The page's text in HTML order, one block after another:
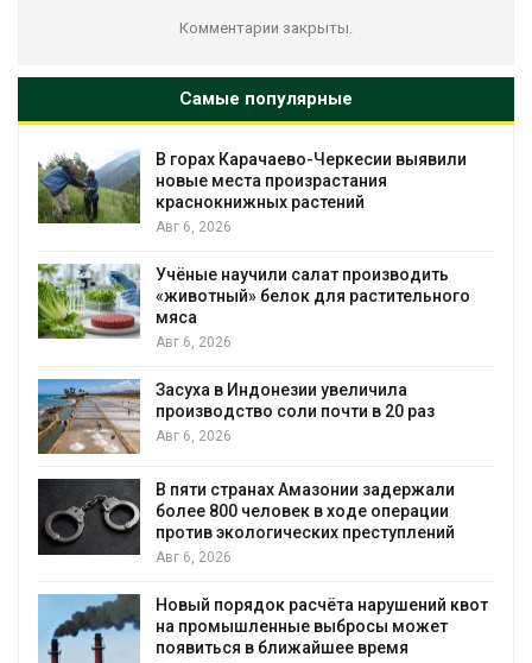
Комментарии закрыты.
Самые популярные
В горах Карачаево-Черкесии выявили
новые места произрастания
краснокнижных растений
Авг 6, 2026
Учёные научили салат производить
«животный» белок для растительного
мяса
Авг 6, 2026
Засуха в Индонезии увеличила
производство соли почти в 20 раз
Авг 6, 2026
В пяти странах Амазонии задержали
более 800 человек в ходе операции
против экологических преступлений
Авг 6, 2026
Новый порядок расчёта нарушений квот
на промышленные выбросы может
появиться в ближайшее время